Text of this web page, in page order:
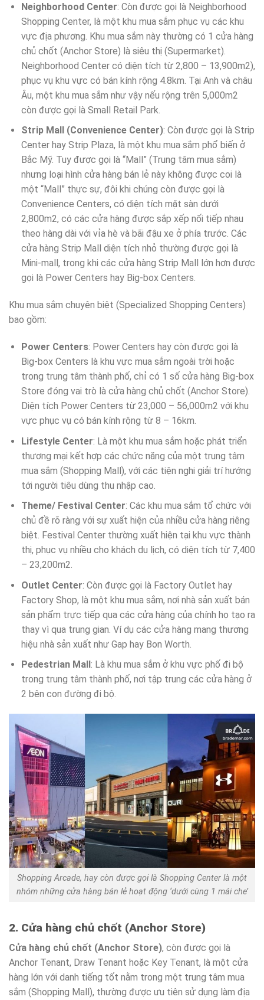
Neighborhood Center: Còn được gọi là Neighborhood
Shopping Center, là một khu mua sắm phục vụ các khu
vực địa phương. Khu mua sắm này thường có 1 cửa hàng
chủ chốt (Anchor Store) là siêu thị (Supermarket).
Neighborhood Center có diện tích từ 2,800 – 13,900m2),
phục vụ khu vực có bán kính rộng 4.8km. Tại Anh và châu
Âu, một khu mua sắm như vậy nếu rộng trên 5,000m2
còn được gọi là Small Retail Park.
Strip Mall (Convenience Center): Còn được gọi là Strip
Center hay Strip Plaza, là một khu mua sắm phổ biến ở
Bắc Mỹ. Tuy được gọi là “Mall” (Trung tâm mua sắm)
nhưng loại hình cửa hàng bán lẻ này không được coi là
một “Mall” thực sự, đôi khi chúng còn được gọi là
Convenience Centers, có diện tích mặt sàn dưới
2,800m2, có các cửa hàng được sắp xếp nối tiếp nhau
theo hàng dài với vỉa hè và bãi đậu xe ở phía trước. Các
cửa hàng Strip Mall diện tích nhỏ thường được gọi là
Mini-mall, trong khi các cửa hàng Strip Mall lớn hơn được
gọi là Power Centers hay Big-box Centers.
Khu mua sắm chuyên biệt (Specialized Shopping Centers)
bao gồm:
Power Centers: Power Centers hay còn được gọi là
Big-box Centers là khu vực mua sắm ngoài trời hoặc
trong trung tâm thành phố, chỉ có 1 số cửa hàng Big-box
Store đóng vai trò là cửa hàng chủ chốt (Anchor Store).
Diện tích Power Centers từ 23,000 – 56,000m2 với khu
vực phục vụ có bán kính rộng từ 8 – 16km.
Lifestyle Center: Là một khu mua sắm hoặc phát triển
thương mại kết hợp các chức năng của một trung tâm
mua sắm (Shopping Mall), với các tiện nghi giải trí hướng
tới người tiêu dùng thu nhập cao.
Theme/ Festival Center: Các khu mua sắm tổ chức với
chủ đề rõ ràng với sự xuất hiện của nhiều cửa hàng riêng
biệt. Festival Center thường xuất hiện tại khu vực thành
thị, phục vụ nhiều cho khách du lịch, có diện tích từ 7,400
– 23,200m2.
Outlet Center: Còn được gọi là Factory Outlet hay
Factory Shop, là một khu mua sắm, nơi nhà sản xuất bán
sản phẩm trực tiếp qua các cửa hàng của chính họ tạo ra
thay vì qua trung gian. Ví dụ các cửa hàng mang thương
hiệu nhà sản xuất như Gap hay Bon Worth.
Pedestrian Mall : Là khu mua sắm ở khu vực phố đi bộ
trong trung tâm thành phố, nơi tập trung các cửa hàng ở
2 bên con đường đi bộ.
Shopping Arcade, hay còn được gọi là Shopping Center là một
nhóm những cửa hàng bán lẻ hoạt động ‘dưới cùng 1 mái che’
2. Cửa hàng chủ chốt (Anchor Store)
Cửa hàng chủ chốt (Anchor Store), còn được gọi là
Anchor Tenant, Draw Tenant hoặc Key Tenant, là một cửa
hàng lớn với danh tiếng tốt nằm trong một trung tâm mua
sắm (Shopping Mall), thường được ưu tiên sử dụng làm địa